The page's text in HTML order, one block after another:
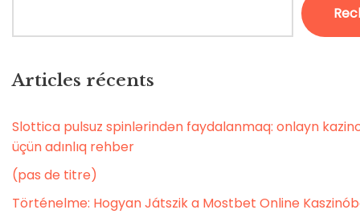
Articles récents
Slottica pulsuz spinlərindən faydalanmaq: onlayn
üçün adınlıq rehber
(pas de titre)
Történelme: Hogyan Játszik a Mostbet Online